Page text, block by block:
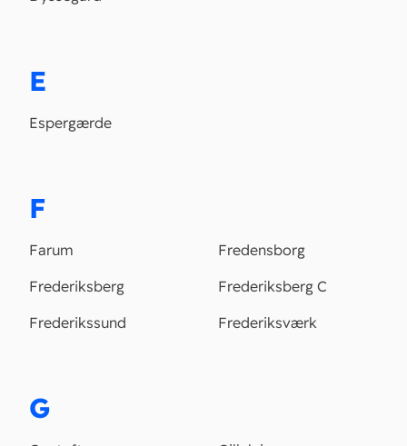
E
Espergærde
F
Farum
Fredensborg
Frederiksberg
Frederiksberg C
Frederikssund
Frederiksværk
G